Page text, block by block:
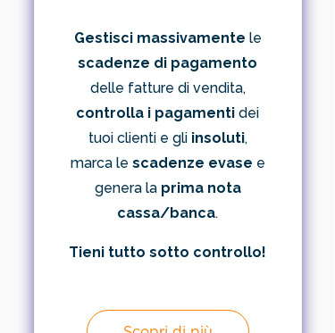
Gestisci massivamente le
scadenze di pagamento
delle fatture di vendita,
controlla i pagamenti dei
tuoi clienti e gli insoluti,
marca le scadenze evase e
genera la prima nota
cassa/banca.
Tieni tutto sotto controllo!